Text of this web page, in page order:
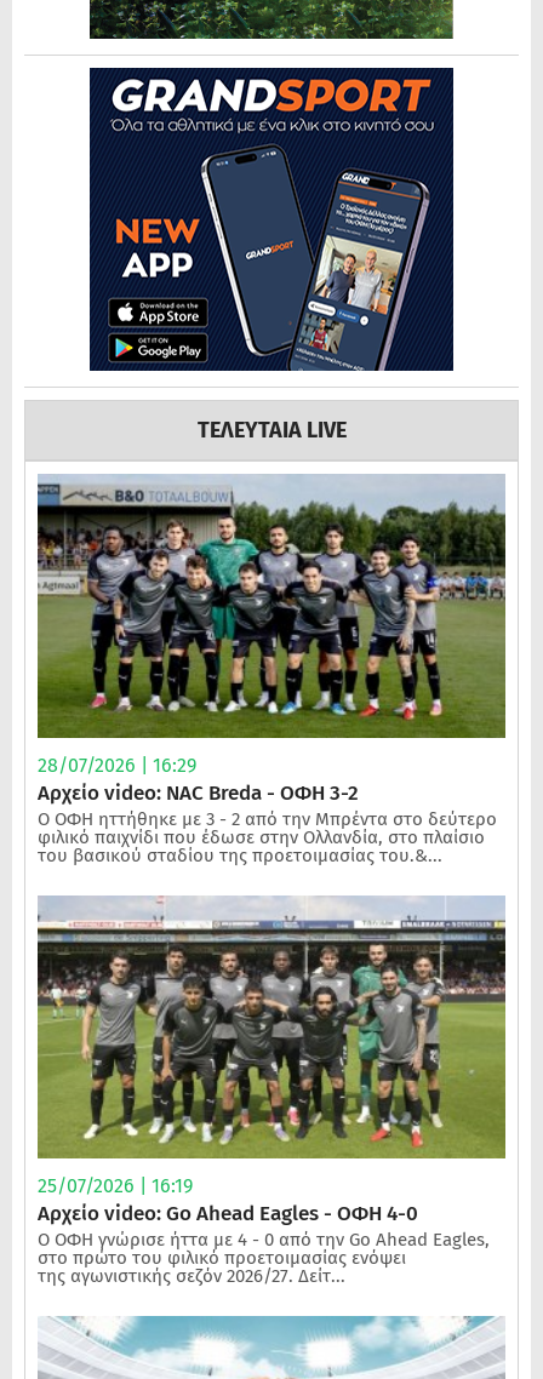
ΤΕΛΕΥΤΑΙΑ LIVE
28/07/2026 | 16:29
Αρχείο video: NAC Breda - ΟΦΗ 3-2
Ο ΟΦΗ ηττήθηκε με 3 - 2 από την Μπρέντα στο δεύτερο
φιλικό παιχνίδι που έδωσε στην Ολλανδία, στο πλαίσιο
του βασικού σταδίου της προετοιμασίας του.&...
25/07/2026 | 16:19
Αρχείο video: Go Ahead Eagles - ΟΦΗ 4-0
Ο ΟΦΗ γνώρισε ήττα με 4 - 0 από την Go Ahead Eagles,
στο πρώτο του φιλικό προετοιμασίας ενόψει
της αγωνιστικής σεζόν 2026/27. Δείτ...